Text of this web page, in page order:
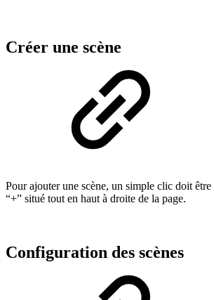
Créer une scène
Pour ajouter une scène, un simple clic doit
“+” situé tout en haut à droite de la page.
Configuration des scènes